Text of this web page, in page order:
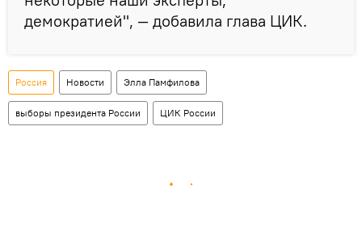
демократией", — добавила глава ЦИК.
Россия Новости Элла Памфилова
выборы президента России ЦИК России